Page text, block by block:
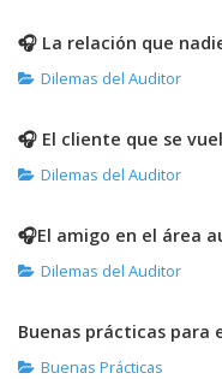
🎧 La relación que
Dilemas del Auditor
🎧 El cliente que se
Dilemas del Auditor
🎧El amigo en el área
Dilemas del Auditor
Buenas prácticas para
Buenas Prácticas